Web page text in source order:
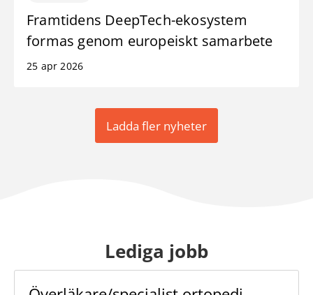
Framtidens DeepTech-ekosystem
formas genom europeiskt samarbete
25 apr 2026
Ladda fler nyheter
Lediga jobb